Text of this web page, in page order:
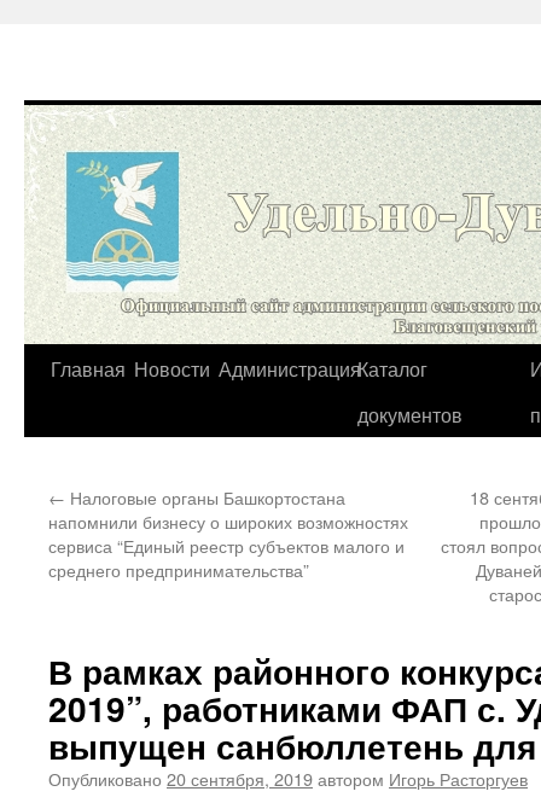
Перейти
Главная Новости АдминистрацияКаталог
документов
← Налоговые органы Башкортостана
напомнили бизнесу о широких возможностях
сервиса “Единый реестр субъектов малого и
среднего предпринимательства”
18
стоял
В рамках районного
2019”, работниками ФАП с.
выпущен санбюллетень
Опубликовано 20 сентября, 2019автором Игорь Расторгуев